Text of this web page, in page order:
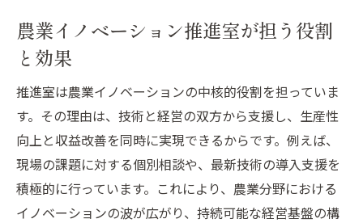
農業イノベーション推進室が担う役割
と効果
推進室は農業イノベーションの中核的役割を担っていま
す。その理由は、技術と経営の双方から支援し、生産性
向上と収益改善を同時に実現できるからです。例えば、
現場の課題に対する個別相談や、最新技術の導入支援を
積極的に行っています。これにより、農業分野における
イノベーションの波が広がり、持続可能な経営基盤の構